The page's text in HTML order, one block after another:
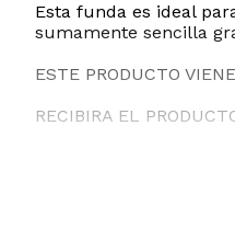
Esta funda es ideal
sumamente sencilla
ESTE PRODUCTO
RECIBIRA EL